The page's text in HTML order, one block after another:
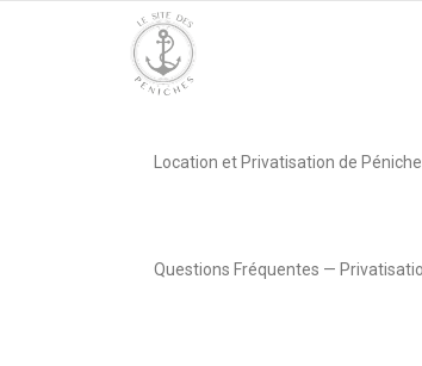
Location et Privatisation de
Questions Fréquentes —
2024